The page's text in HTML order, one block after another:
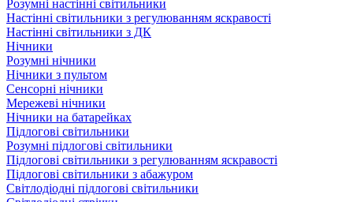
Розумні настінні світильники
Настінні світильники з регулюванням яскравості
Настінні світильники з ДК
Нічники
Розумні нічники
Нічники з пультом
Сенсорні нічники
Мережеві нічники
Нічники на батарейках
Підлогові світильники
Розумні підлогові світильники
Підлогові світильники з регулюванням яскравості
Підлогові світильники з абажуром
Світлодіодні підлогові світильники